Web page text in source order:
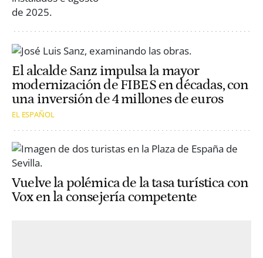
El alcalde Sanz impulsa la mayor
modernización de FIBES en décadas, con
una inversión de 4 millones de euros
EL ESPAÑOL
Vuelve la polémica de la tasa turística con
Vox en la consejería competente